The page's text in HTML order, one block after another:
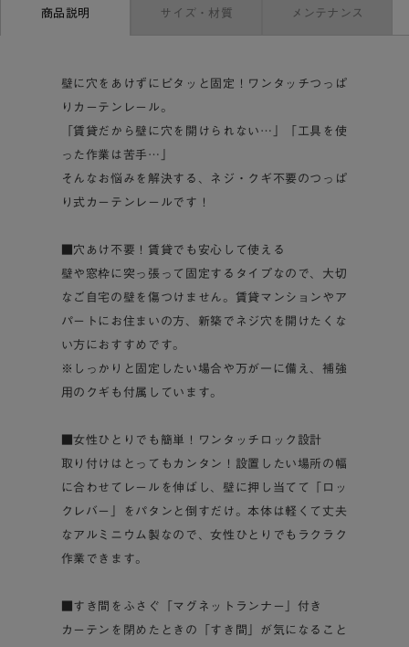
商品説明 サイズ・材質 メンテナンス
壁に穴をあけずにピタッと固定！ワンタッチつっぱ
りカーテンレール。
「賃貸だから壁に穴を開けられない…」「工具を使
った作業は苦手…」
そんなお悩みを解決する、ネジ・クギ不要のつっぱ
り式カーテンレールです！
■穴あけ不要！賃貸でも安心して使える
壁や窓枠に突っ張って固定するタイプなので、大切
なご自宅の壁を傷つけません。賃貸マンションやア
パートにお住まいの方、新築でネジ穴を開けたくな
い方におすすめです。
※しっかりと固定したい場合や万が一に備え、補強
用のクギも付属しています。
■女性ひとりでも簡単！ワンタッチロック設計
取り付けはとってもカンタン！設置したい場所の幅
に合わせてレールを伸ばし、壁に押し当てて「ロッ
クレバー」をパタンと倒すだけ。本体は軽くて丈夫
なアルミニウム製なので、女性ひとりでもラクラク
作業できます。
■すき間をふさぐ「マグネットランナー」付き
カーテンを閉めたときの「すき間」が気になること